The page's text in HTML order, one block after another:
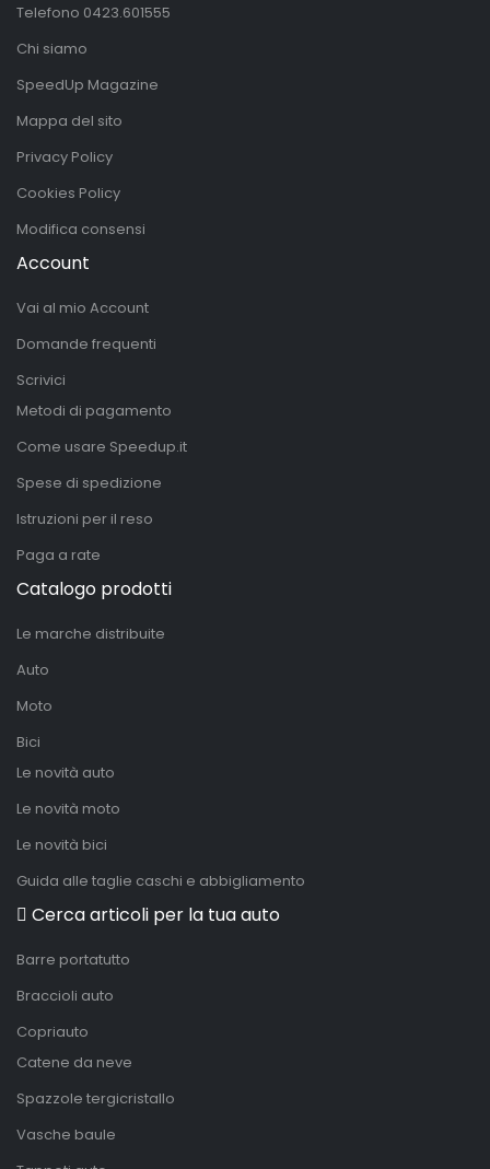
Telefono 0423.601555
Chi siamo
SpeedUp Magazine
Mappa del sito
Privacy Policy
Cookies Policy
Modifica consensi
Account
Vai al mio Account
Domande frequenti
Scrivici
Metodi di pagamento
Come usare Speedup.it
Spese di spedizione
Istruzioni per il reso
Paga a rate
Catalogo prodotti
Le marche distribuite
Auto
Moto
Bici
Le novità auto
Le novità moto
Le novità bici
Guida alle taglie caschi e abbigliamento
Cerca articoli per la tua auto
Barre portatutto
Braccioli auto
Copriauto
Catene da neve
Spazzole tergicristallo
Vasche baule